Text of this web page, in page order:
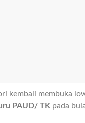
kembali membuka
PAUD/ TK pada